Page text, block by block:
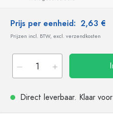
Prijs per eenheid: 2,63 €
Prijzen incl. BTW, excl. verzendkosten
Direct leverbaar. Klaar